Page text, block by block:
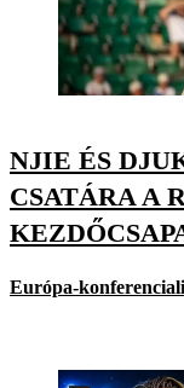
NJIE ÉS
CSATÁRA A
Európa-